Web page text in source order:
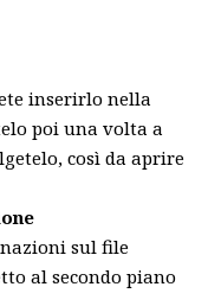
inserirlo nella
poi una volta a
così da aprire
sul file
al secondo piano